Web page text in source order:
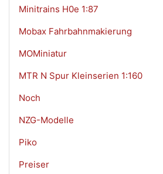
Minitrains H0e 1:87
Mobax Fahrbahnmakierung
MOMiniatur
MTR N Spur Kleinserien 1:160
Noch
NZG-Modelle
Piko
Preiser